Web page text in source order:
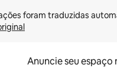
Anuncie seu espaço